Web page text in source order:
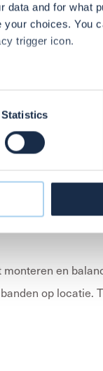
data and for what
choices. You
trigger icon.
to within
(fingerprinting)
in the
analytics
your use of their
Statistics
€ 69 en een
of reeds
en
op locatie.